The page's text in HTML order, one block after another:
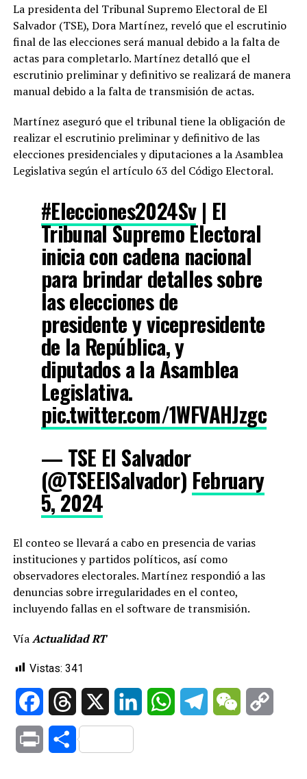
La presidenta del Tribunal Supremo Electoral de El
Salvador (TSE), Dora Martínez, reveló que el escrutinio
final de las elecciones será manual debido a la falta de
actas para completarlo. Martínez detalló que el
escrutinio preliminar y definitivo se realizará de manera
manual debido a la falta de transmisión de actas.
Martínez aseguró que el tribunal tiene la obligación de
realizar el escrutinio preliminar y definitivo de las
elecciones presidenciales y diputaciones a la Asamblea
Legislativa según el artículo 63 del Código Electoral.
#Elecciones2024Sv| El
Tribunal Supremo Electoral
inicia con cadena nacional
para brindar detalles sobre
las elecciones de
presidente y vicepresidente
de la República, y
diputados a la Asamblea
Legislativa.
pic.twitter.com/1WFVAHJzgc
— TSE El Salvador
(@TSEElSalvador) February
5, 2024
El conteo se llevará a cabo en presencia de varias
instituciones y partidos políticos, así como
observadores electorales. Martínez respondió a las
denuncias sobre irregularidades en el conteo,
incluyendo fallas en el software de transmisión.
VíaActualidad RT
Vistas: 341
FacebookThreads LinkedIn WhatsAppTelegramWeChat
Print Compartir